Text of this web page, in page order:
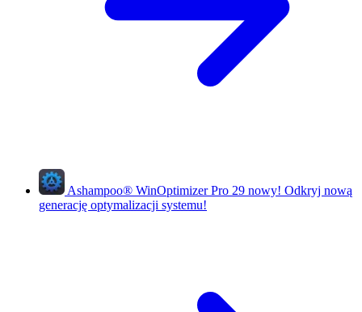
Ashampoo® WinOptimizer Pro 29 nowy! Odkryj nową
generację optymalizacji systemu!